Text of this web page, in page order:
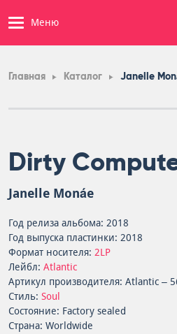
Меню
Главная Каталог Janelle
Dirty
Janelle Monáe
Год релиза альбома: 2018
Год выпуска пластинки: 2018
Формат носителя: 2LP
Лейбл: Atlantic
Артикул производителя: Atlantic –
Стиль: Soul
Состояние: Factory sealed
Страна: Worldwide